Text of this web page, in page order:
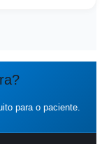
para o paciente.